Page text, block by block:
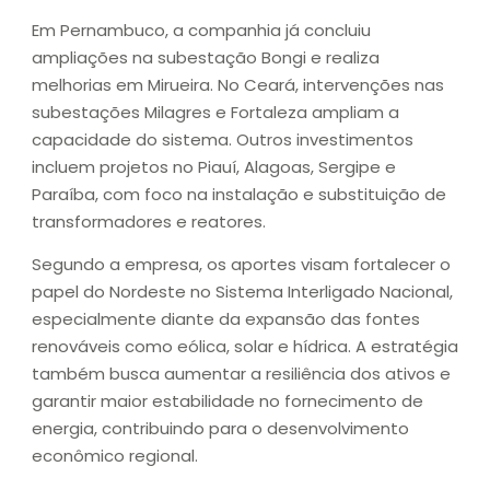
Em Pernambuco, a companhia já concluiu
ampliações na subestação Bongi e realiza
melhorias em Mirueira. No Ceará, intervenções nas
subestações Milagres e Fortaleza ampliam a
capacidade do sistema. Outros investimentos
incluem projetos no Piauí, Alagoas, Sergipe e
Paraíba, com foco na instalação e substituição de
transformadores e reatores.
Segundo a empresa, os aportes visam fortalecer o
papel do Nordeste no Sistema Interligado Nacional,
especialmente diante da expansão das fontes
renováveis como eólica, solar e hídrica. A estratégia
também busca aumentar a resiliência dos ativos e
garantir maior estabilidade no fornecimento de
energia, contribuindo para o desenvolvimento
econômico regional.